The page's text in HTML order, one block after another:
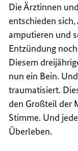
Die Ärztinnen
entschieden
amputieren und
Entzündung
Diesem
nun ein Bein.
traumatisiert.
den Großteil der
Stimme. Und
Überleben.